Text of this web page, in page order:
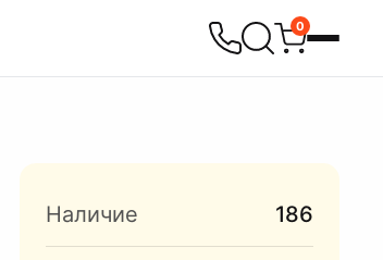
0
Наличие 186